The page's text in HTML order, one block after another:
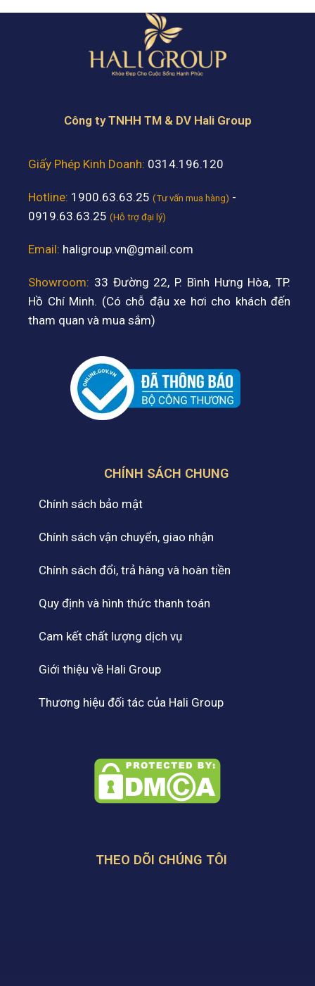
Công ty TNHH TM & DV Hali Group
Giấy Phép Kinh Doanh: 0314.196.120
Hotline: 1900.63.63.25 (Tư vấn mua hàng) -
0919.63.63.25 (Hỗ trợ đại lý)
Email: haligroup.vn@gmail.com
Showroom: 33 Đường 22, P. Bình Hưng Hòa, TP.
Hồ Chí Minh. (Có chỗ đậu xe hơi cho khách đến
tham quan và mua sắm)
CHÍNH SÁCH CHUNG
Chính sách bảo mật
Chính sách vận chuyển, giao nhận
Chính sách đổi, trả hàng và hoàn tiền
Quy định và hình thức thanh toán
Cam kết chất lượng dịch vụ
Giới thiệu về Hali Group
Thương hiệu đối tác của Hali Group
THEO DÕI CHÚNG TÔI